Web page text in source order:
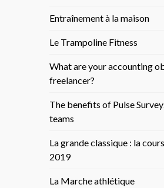
Entraînement à la maison
Le Trampoline Fitness
What are your accounting
freelancer?
The benefits of Pulse
teams
La grande classique : la
2019
La Marche athlétique